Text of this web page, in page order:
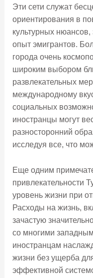
Эти сети служат
ориентирования в
культурных
опыт эмигрантов.
города очень
широким выбором
развлекательных
международному
социальных
иностранцы могут
разносторонний
исследуя все, что
Еще одним
привлекательности
уровень жизни при
Расходы на жизнь,
зачастую
со многими
иностранцам
жизни без ущерба
эффективной